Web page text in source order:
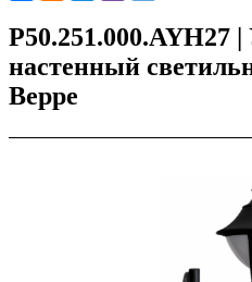
P50.251.000.AYH27
настенный
Beppe